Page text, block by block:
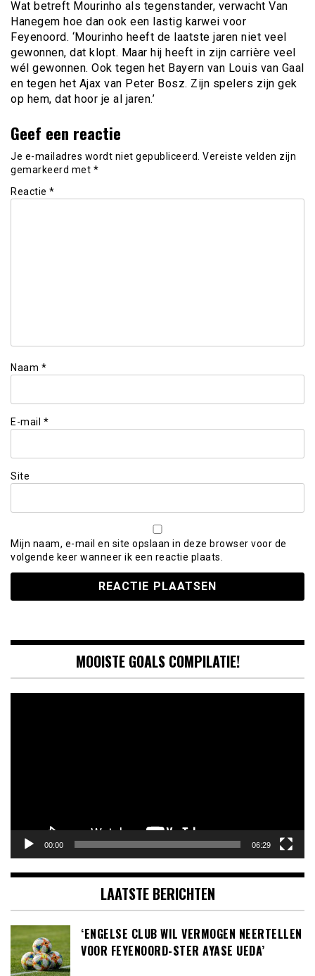
Wat betreft Mourinho als tegenstander, verwacht Van
Hanegem hoe dan ook een lastig karwei voor
Feyenoord. ‘Mourinho heeft de laatste jaren niet veel
gewonnen, dat klopt. Maar hij heeft in zijn carrière veel
wél gewonnen. Ook tegen het Bayern van Louis van Gaal
en tegen het Ajax van Peter Bosz. Zijn spelers zijn gek
op hem, dat hoor je al jaren.’
Geef een reactie
Je e-mailadres wordt niet gepubliceerd. Vereiste velden zijn
gemarkeerd met *
Reactie *
Naam *
E-mail *
Site
Mijn naam, e-mail en site opslaan in deze browser voor de
volgende keer wanneer ik een reactie plaats.
MOOISTE GOALS COMPILATIE!
00:00 06:29
LAATSTE BERICHTEN
‘ENGELSE CLUB WIL VERMOGEN NEERTELLEN
VOOR FEYENOORD-STER AYASE UEDA’